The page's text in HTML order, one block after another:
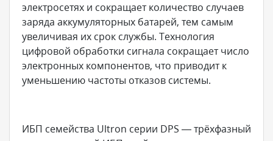
электросетях и сокращает количество случаев
заряда аккумуляторных батарей, тем самым
увеличивая их срок службы. Технология
цифровой обработки сигнала сокращает число
электронных компонентов, что приводит к
уменьшению частоты отказов системы.
ИБП семейства Ultron серии DPS — трёхфазный